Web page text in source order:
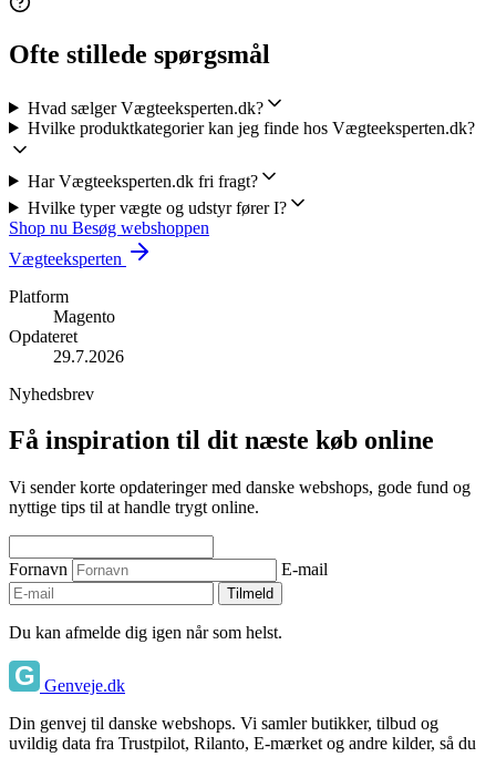
Ofte stillede spørgsmål
Hvad sælger Vægteeksperten.dk?
Hvilke produktkategorier kan jeg finde hos Vægteeksperten.dk?
Har Vægteeksperten.dk fri fragt?
Hvilke typer vægte og udstyr fører I?
Shop nu Besøg webshoppen
Vægteeksperten
Platform
Magento
Opdateret
29.7.2026
Nyhedsbrev
Få inspiration til dit næste køb online
Vi sender korte opdateringer med danske webshops, gode fund og
nyttige tips til at handle trygt online.
Fornavn E-mail
Tilmeld
Du kan afmelde dig igen når som helst.
Genveje.dk
Din genvej til danske webshops. Vi samler butikker, tilbud og
uvildig data fra Trustpilot, Rilanto, E-mærket og andre kilder, så du